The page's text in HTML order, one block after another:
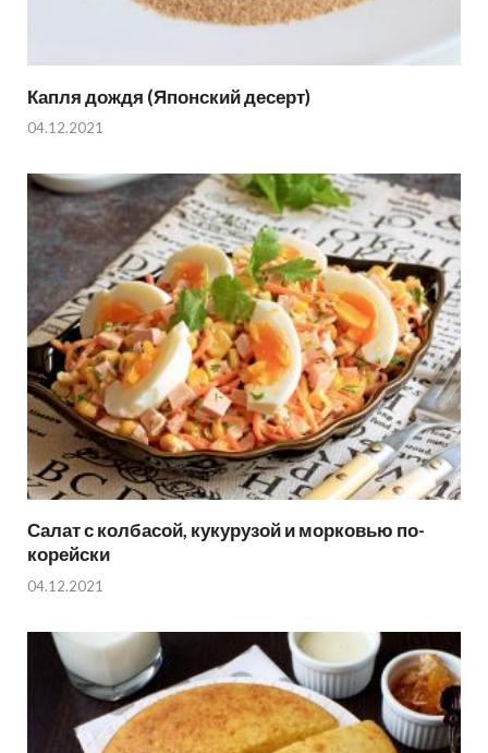
Капля дождя (Японский десерт)
04.12.2021
Салат с колбасой, кукурузой и морковью по-
корейски
04.12.2021